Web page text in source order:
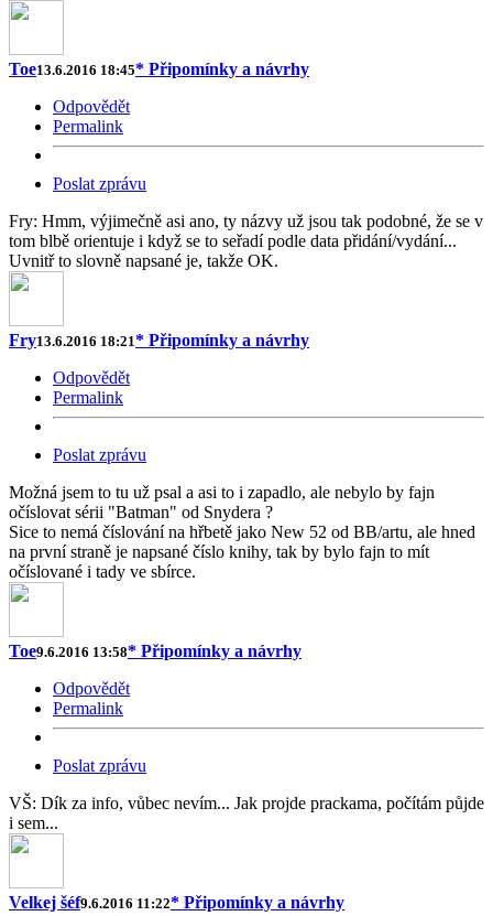
Toe13.6.2016 18:45* Připomínky a návrhy
Odpovědět
Permalink
Poslat zprávu
Fry: Hmm, výjimečně asi ano, ty názvy už jsou tak podobné, že se v
tom blbě orientuje i když se to seřadí podle data přidání/vydání...
Uvnitř to slovně napsané je, takže OK.
Fry13.6.2016 18:21* Připomínky a návrhy
Odpovědět
Permalink
Poslat zprávu
Možná jsem to tu už psal a asi to i zapadlo, ale nebylo by fajn
očíslovat sérii "Batman" od Snydera ?
Sice to nemá číslování na hřbetě jako New 52 od BB/artu, ale hned
na první straně je napsané číslo knihy, tak by bylo fajn to mít
očíslované i tady ve sbírce.
Toe9.6.2016 13:58* Připomínky a návrhy
Odpovědět
Permalink
Poslat zprávu
VŠ: Dík za info, vůbec nevím... Jak projde prackama, počítám půjde
i sem...
Velkej šéf9.6.2016 11:22* Připomínky a návrhy